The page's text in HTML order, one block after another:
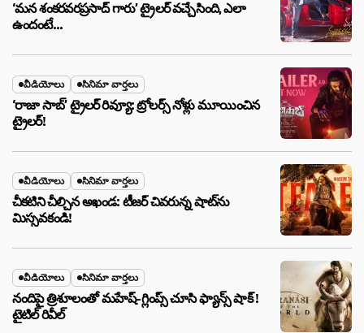
‘మన శంకరవరప్రసాద్ గారు’ ట్రైలర్ వచ్చేసింది, ఎలా
ఉందంటే…
వీడియోలు సినిమా వార్తలు
‘రాజా సాబ్’ ట్రైలర్ రివ్యూ: ట్రోలర్స్ నోళ్లు మూయించిన
ట్రైలర్!
వీడియోలు సినిమా వార్తలు
చీకటిని చీల్చిన అఖండ: టీజర్ చివరున్న షాట్‌ను
మిస్సవకండి!
వీడియోలు సినిమా వార్తలు
నందిపై త్రిశూలంతో మహేష్-గ్లింప్స్ చూసి ఫ్యాన్స్ షాక్ !
టైటిల్ రివీల్